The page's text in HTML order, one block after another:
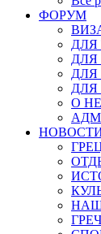
ФОРУМ
ДЛЯ
ДЛЯ
ДЛЯ
О